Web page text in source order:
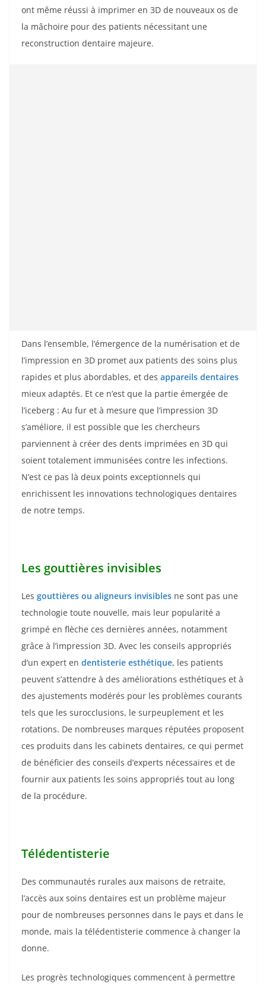
ont même réussi à imprimer en 3D de nouveaux os de
la mâchoire pour des patients nécessitant une
reconstruction dentaire majeure.
Dans l’ensemble, l’émergence de la numérisation et de
l’impression en 3D promet aux patients des soins plus
rapides et plus abordables, et des appareils dentaires
mieux adaptés. Et ce n’est que la partie émergée de
l’iceberg : Au fur et à mesure que l’impression 3D
s’améliore, il est possible que les chercheurs
parviennent à créer des dents imprimées en 3D qui
soient totalement immunisées contre les infections.
N’est ce pas là deux points exceptionnels qui
enrichissent les innovations technologiques dentaires
de notre temps.
Les gouttières invisibles
Les gouttières ou aligneurs invisibles ne sont pas une
technologie toute nouvelle, mais leur popularité a
grimpé en flèche ces dernières années, notamment
grâce à l’impression 3D. Avec les conseils appropriés
d’un expert en dentisterie esthétique, les patients
peuvent s’attendre à des améliorations esthétiques et à
des ajustements modérés pour les problèmes courants
tels que les surocclusions, le surpeuplement et les
rotations. De nombreuses marques réputées proposent
ces produits dans les cabinets dentaires, ce qui permet
de bénéficier des conseils d’experts nécessaires et de
fournir aux patients les soins appropriés tout au long
de la procédure.
Télédentisterie
Des communautés rurales aux maisons de retraite,
l’accès aux soins dentaires est un problème majeur
pour de nombreuses personnes dans le pays et dans le
monde, mais la télédentisterie commence à changer la
donne.
Les progrès technologiques commencent à permettre